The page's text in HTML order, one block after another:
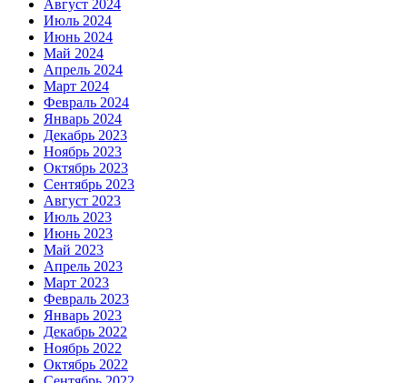
Август 2024
Июль 2024
Июнь 2024
Май 2024
Апрель 2024
Март 2024
Февраль 2024
Январь 2024
Декабрь 2023
Ноябрь 2023
Октябрь 2023
Сентябрь 2023
Август 2023
Июль 2023
Июнь 2023
Май 2023
Апрель 2023
Март 2023
Февраль 2023
Январь 2023
Декабрь 2022
Ноябрь 2022
Октябрь 2022